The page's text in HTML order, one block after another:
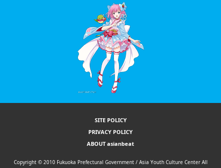
SITE POLICY
PRIVACY POLICY
ABOUT asianbeat
Copyright © 2010 Fukuoka Prefectural Government / Asia Youth Culture Center All